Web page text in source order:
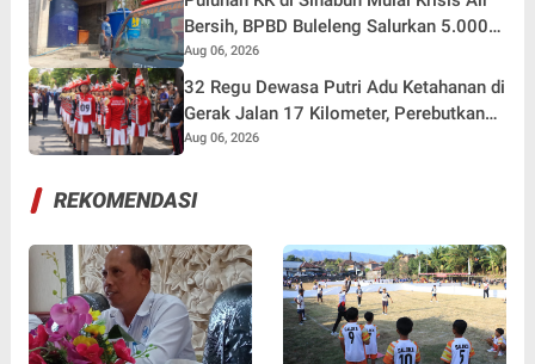
Bersih, BPBD Buleleng Salurkan 5.000
Liter Air dan Siaga Hadapi Dampak
Kemarau
Aug 06, 2026
32 Regu Dewasa Putri Adu Ketahanan di
Gerak Jalan 17 Kilometer, Perebutkan
Hadiah Rp82,5 Juta pada HUT RI ke-81
Aug 06, 2026
REKOMENDASI